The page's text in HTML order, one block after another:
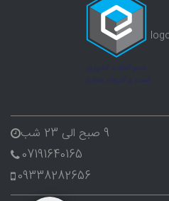
9 صبح الی 23 شب
07191640165
09338282656